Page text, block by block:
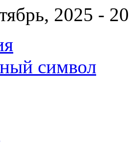
2025 -
символ